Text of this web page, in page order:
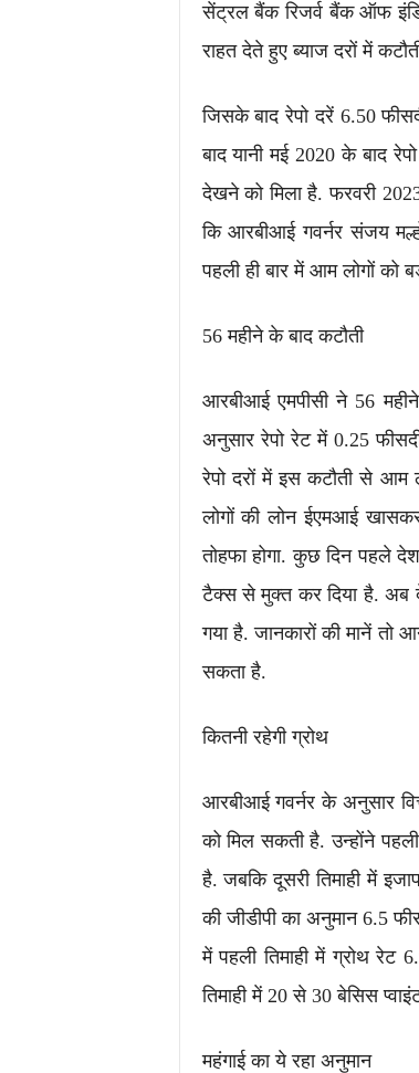
सेंट्रल बैंक रिजर्व बैंक ऑफ
राहत देते हुए ब्याज दरों में
जिसके बाद रेपो दरें 6.50
बाद यानी मई 2020 के बाद
देखने को मिला है. फरवरी
कि आरबीआई गवर्नर संजय
पहली ही बार में आम लोगों को
56 महीने के बाद कटौती
आरबीआई एमपीसी ने 56
अनुसार रेपो रेट में 0.25
रेपो दरों में इस कटौती से आम
लोगों की लोन ईएमआई
तोहफा होगा. कुछ दिन पहले
टैक्स से मुक्त कर दिया है. अब
गया है. जानकारों की मानें तो
सकता है.
कितनी रहेगी ग्रोथ
आरबीआई गवर्नर के अनुसार
को मिल सकती है. उन्होंने
है. जबकि दूसरी तिमाही में
की जीडीपी का अनुमान 6.5
में पहली तिमाही में ग्रोथ रेट
तिमाही में 20 से 30 बेसिस
महंगाई का ये रहा अनुमान